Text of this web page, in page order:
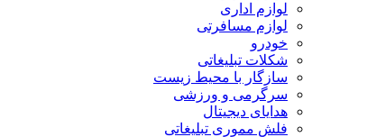
لوازم اداری
لوازم مسافرتی
خودرو
شکلات تبلیغاتی
سازگار با محیط زیست
سرگرمی و ورزشی
هدایای دیجیتال
فلش مموری تبلیغاتی